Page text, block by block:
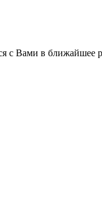
с Вами в ближайшее